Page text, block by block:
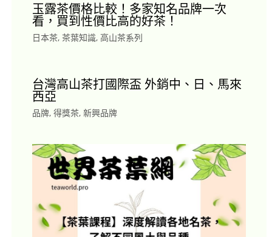
玉露茶價格比較！多家知名品牌一次
看，買到性價比高的好茶！
日本茶, 茶葉知識, 高山茶系列
台灣高山茶打國際盃 外銷中、日、馬來
西亞
品牌, 得獎茶, 新興品牌